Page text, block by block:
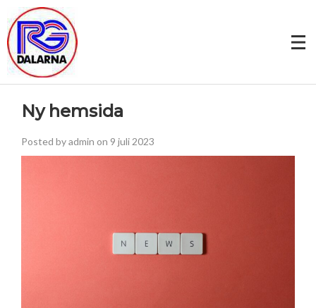
Ny hemsida
Posted by admin on 9 juli 2023